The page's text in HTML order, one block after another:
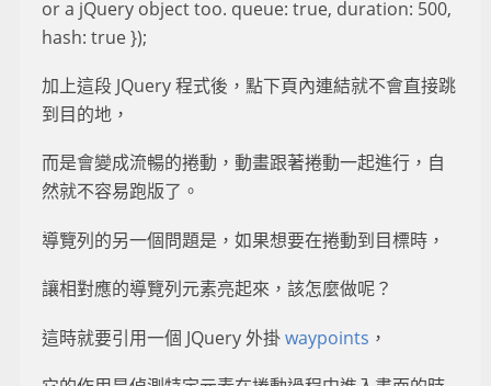
or a jQuery object too. queue: true, duration: 500,
hash: true });
加上這段 JQuery 程式後，點下頁內連結就不會直接跳
到目的地，
而是會變成流暢的捲動，動畫跟著捲動一起進行，自
然就不容易跑版了。
導覽列的另一個問題是，如果想要在捲動到目標時，
讓相對應的導覽列元素亮起來，該怎麼做呢？
這時就要引用一個 JQuery 外掛waypoints ，